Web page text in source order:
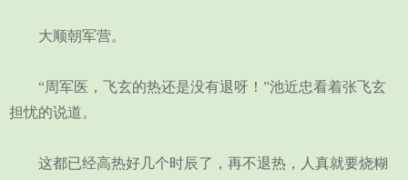
大顺朝军营。
“周军医，飞玄的热还是没有退呀！”池近忠看着张飞玄
担忧的说道。
这都已经高热好几个时辰了，再不退热，人真就要烧糊